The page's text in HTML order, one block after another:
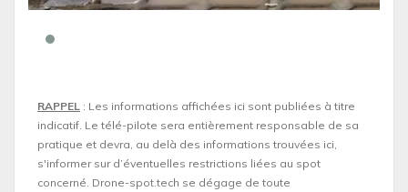
RAPPEL : Les informations affichées ici sont publiées à titre
indicatif. Le télé-pilote sera entièrement responsable de sa
pratique et devra, au delà des informations trouvées ici,
s'informer sur d’éventuelles restrictions liées au spot
concerné. Drone-spot.tech se dégage de toute